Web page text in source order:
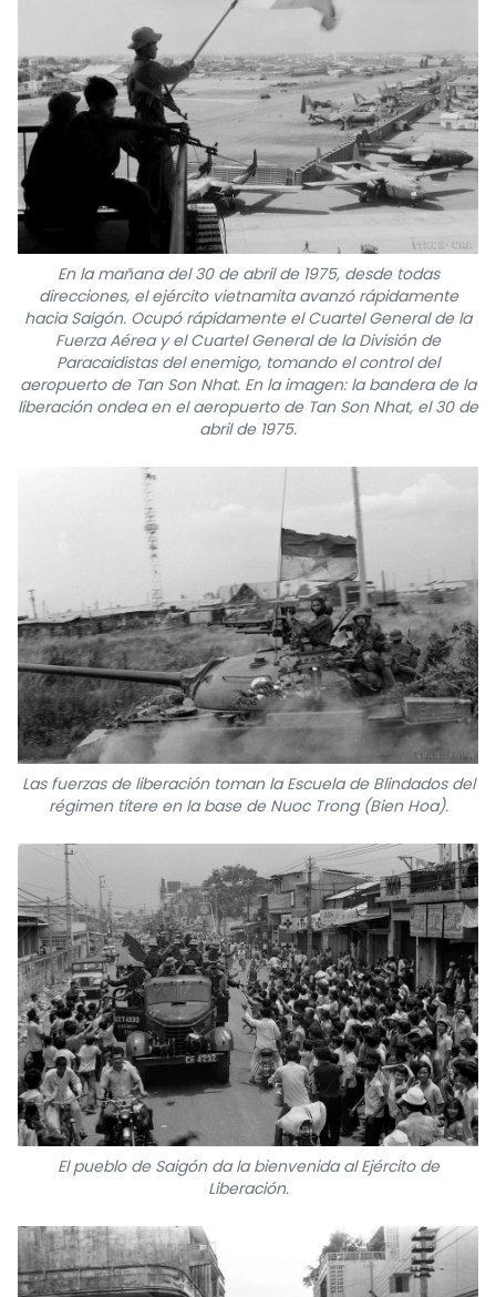
En la mañana del 30 de abril de 1975, desde todas
direcciones, el ejército vietnamita avanzó rápidamente
hacia Saigón. Ocupó rápidamente el Cuartel General de la
Fuerza Aérea y el Cuartel General de la División de
Paracaidistas del enemigo, tomando el control del
aeropuerto de Tan Son Nhat. En la imagen: la bandera de la
liberación ondea en el aeropuerto de Tan Son Nhat, el 30 de
abril de 1975.
Las fuerzas de liberación toman la Escuela de Blindados del
régimen títere en la base de Nuoc Trong (Bien Hoa).
El pueblo de Saigón da la bienvenida al Ejército de
Liberación.